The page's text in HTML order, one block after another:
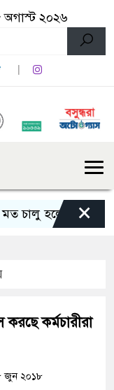
অগাস্ট ২০২৬
হলো শিশুদের সফট
×
কর্মচারীরা
জুন ২০১৮